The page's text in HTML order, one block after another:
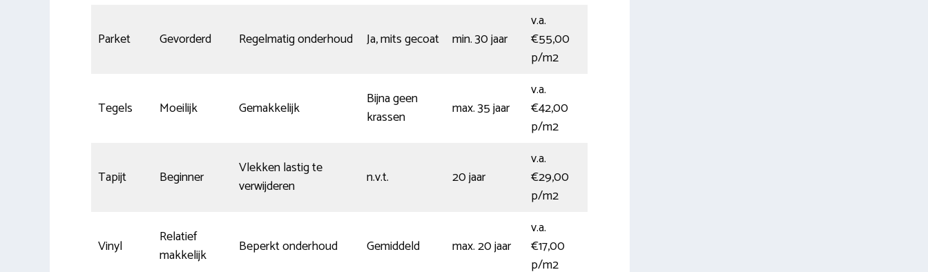
Parket Gevorderd Regelmatig onderhoud Ja, mits gecoat min. 30 jaar
v.a.
€55,00
p/m2
Tegels Moeilijk Gemakkelijk
Bijna geen
krassen
max. 35 jaar
v.a.
€42,00
p/m2
Tapijt Beginner
Vlekken lastig te
verwijderen
n.v.t. 20 jaar
v.a.
€29,00
p/m2
Vinyl
Relatief
makkelijk
Beperkt onderhoud Gemiddeld max. 20 jaar
v.a.
€17,00
p/m2